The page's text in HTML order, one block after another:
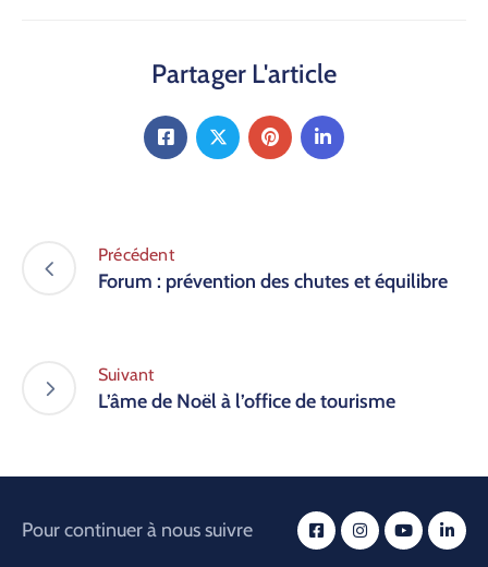
Partager L'article
Précédent
Forum : prévention des chutes et équilibre
Suivant
L’âme de Noël à l’office de tourisme
Pour continuer à nous suivre